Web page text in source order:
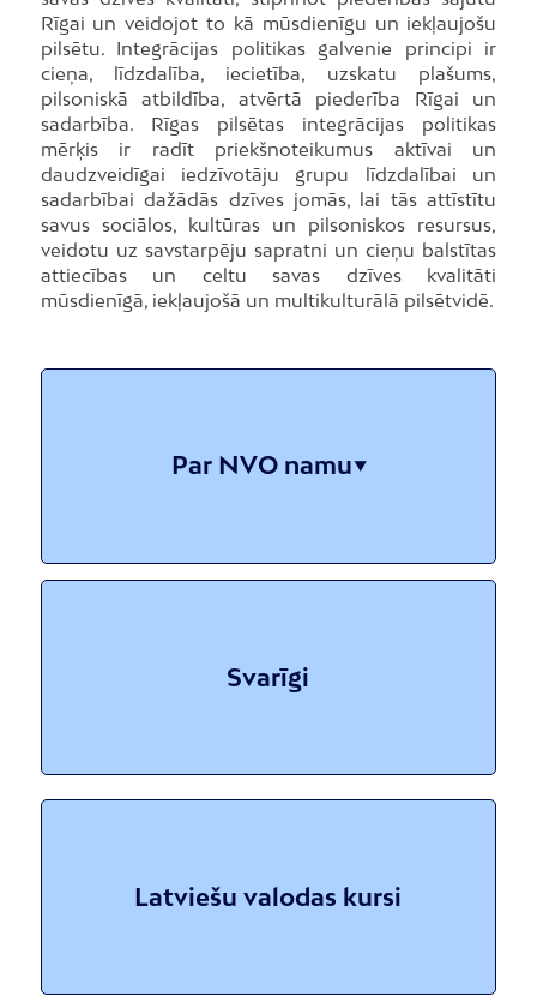
Rīgai un veidojot to kā mūsdienīgu un iekļaujošu
pilsētu. Integrācijas politikas galvenie principi ir
cieņa, līdzdalība, iecietība, uzskatu plašums,
pilsoniskā atbildība, atvērtā piederība Rīgai un
sadarbība. Rīgas pilsētas integrācijas politikas
mērķis ir radīt priekšnoteikumus aktīvai un
daudzveidīgai iedzīvotāju grupu līdzdalībai un
sadarbībai dažādās dzīves jomās, lai tās attīstītu
savus sociālos, kultūras un pilsoniskos resursus,
veidotu uz savstarpēju sapratni un cieņu balstītas
attiecības un celtu savas dzīves kvalitāti
mūsdienīgā, iekļaujošā un multikulturālā pilsētvidē.
Par NVO namu
Notikušie semināri
Svarīgi
Latviešu valodas kursi